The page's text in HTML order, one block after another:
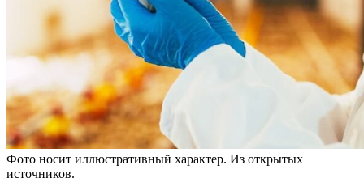
Фото носит иллюстративный характер. Из открытых
источников.